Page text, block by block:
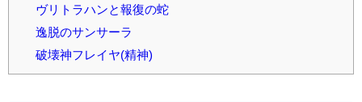
ヴリトラハンと報復の蛇
逸脱のサンサーラ
破壊神フレイヤ(精神)